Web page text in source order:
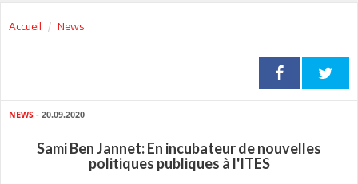
Accueil News
NEWS - 20.09.2020
Sami Ben Jannet: En incubateur de nouvelles
politiques publiques à l'ITES